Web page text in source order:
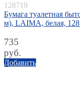
128719
Бумага туалетная
м), LAIMA, белая,
735
руб.
Добавить